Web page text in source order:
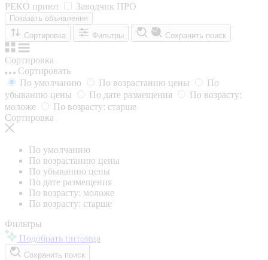
РЕКО приют
Заводчик ПРО
Показать объявления
Сортировка
Фильтры Сохранить поиск
Сортировка
Сортировать
По умолчанию
По возрастанию цены
По
убыванию цены
По дате размещения
По возрасту:
моложе
По возрасту: старше
Сортировка
По умолчанию
По возрастанию цены
По убыванию цены
По дате размещения
По возрасту: моложе
По возрасту: старше
Фильтры
Подобрать питомца
Сохранить поиск